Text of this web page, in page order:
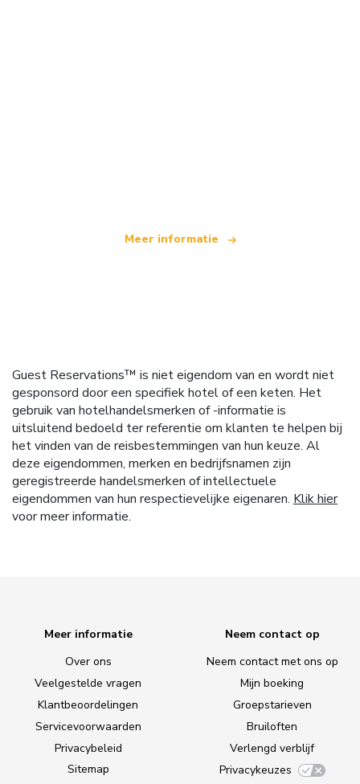
Meer informatie
Guest Reservations™ is niet eigendom van en wordt niet
gesponsord door een specifiek hotel of een keten. Het
gebruik van hotelhandelsmerken of -informatie is
uitsluitend bedoeld ter referentie om klanten te helpen bij
het vinden van de reisbestemmingen van hun keuze. Al
deze eigendommen, merken en bedrijfsnamen zijn
geregistreerde handelsmerken of intellectuele
eigendommen van hun respectievelijke eigenaren. Klik hier
voor meer informatie.
Meer informatie
Over ons
Veelgestelde vragen
Klantbeoordelingen
Servicevoorwaarden
Privacybeleid
Sitemap
Neem contact op
Neem contact met ons op
Mijn boeking
Groepstarieven
Bruiloften
Verlengd verblijf
Privacykeuzes